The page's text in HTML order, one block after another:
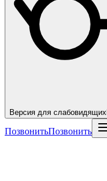
Версия для слабовидящих
ПозвонитьПозвонить